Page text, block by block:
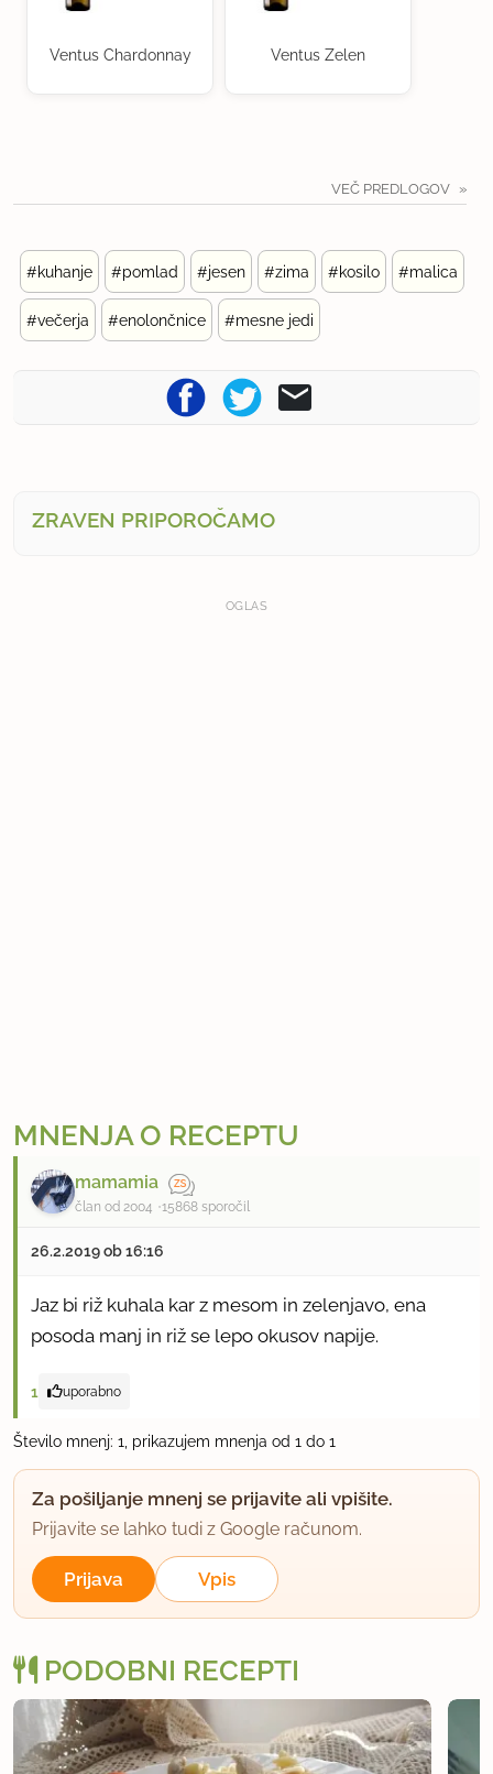
Ventus Chardonnay Ventus Zelen
VEČ PREDLOGOV
#kuhanje #pomlad #jesen #zima #kosilo #malica
#večerja #enolončnice #mesne jedi
ZRAVEN PRIPOROČAMO
OGLAS
MNENJA O RECEPTU
mamamia
član od 2004 15868 sporočil
26.2.2019 ob 16:16
Jaz bi riž kuhala kar z mesom in zelenjavo, ena
posoda manj in riž se lepo okusov napije.
1 uporabno
Število mnenj: 1, prikazujem mnenja od 1 do 1
Za pošiljanje mnenj se prijavite ali vpišite.
Prijavite se lahko tudi z Google računom.
Prijava Vpis
PODOBNI RECEPTI